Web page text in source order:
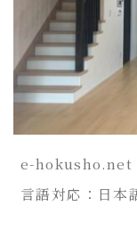
e-hokusho.net
言語対応：日本